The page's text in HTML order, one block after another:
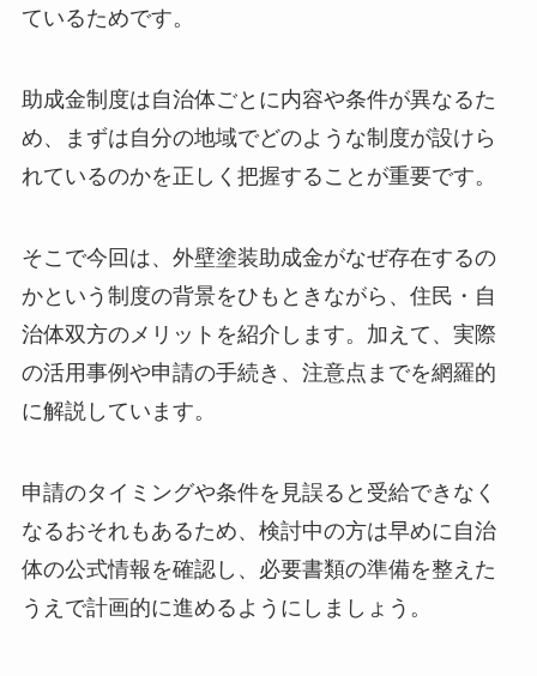
ているためです。
助成金制度は自治体ごとに内容や条件が異なるた
め、まずは自分の地域でどのような制度が設けら
れているのかを正しく把握することが重要です。
そこで今回は、外壁塗装助成金がなぜ存在するの
かという制度の背景をひもときながら、住民・自
治体双方のメリットを紹介します。加えて、実際
の活用事例や申請の手続き、注意点までを網羅的
に解説しています。
申請のタイミングや条件を見誤ると受給できなく
なるおそれもあるため、検討中の方は早めに自治
体の公式情報を確認し、必要書類の準備を整えた
うえで計画的に進めるようにしましょう。